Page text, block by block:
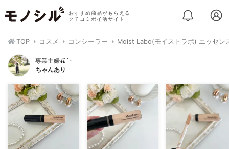
おすすめ商品がもらえる
クチコミポイ活サイト
TOP コスメ コンシーラー Moist Labo(モイストラボ) エッセン
専業主婦🍒´-
ちゃんあり